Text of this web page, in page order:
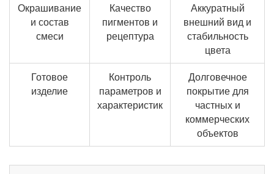
Окрашивание
и состав
смеси
Качество
пигментов и
рецептура
Аккуратный
внешний вид и
стабильность
цвета
Готовое
изделие
Контроль
параметров и
характеристик
Долговечное
покрытие для
частных и
коммерческих
объектов